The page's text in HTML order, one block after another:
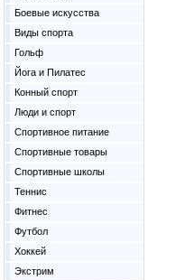
Боевые искусства
Виды спорта
Гольф
Йога и Пилатес
Конный спорт
Люди и спорт
Спортивное питание
Спортивные товары
Спортивные школы
Теннис
Фитнес
Футбол
Хоккей
Экстрим